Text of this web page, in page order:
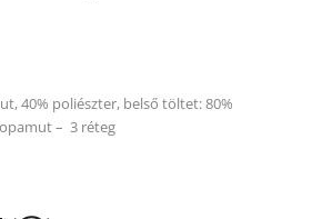
40% poliészter, belső töltet: 80%
– 3 réteg